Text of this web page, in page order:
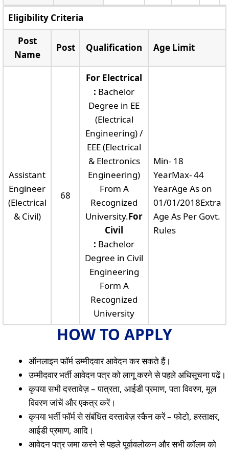
Eligibility Criteria
Post
Name
Post Qualification Age Limit
Assistant
Engineer
(Electrical
& Civil)
68
For Electrical
: Bachelor
Degree in EE
(Electrical
Engineering) /
EEE (Electrical
& Electronics
Engineering)
From A
Recognized
University.For
Civil
: Bachelor
Degree in Civil
Engineering
Form A
Recognized
University
Min- 18
YearMax- 44
YearAge As on
01/01/2018Extra
Age As Per Govt.
Rules
HOW TO APPLY
ऑनलाइन फॉर्म उम्मीदवार आवेदन कर सकते हैं।
उम्मीदवार भर्ती आवेदन पत्र को लागू करने से पहले अधिसूचना पढ़ें।
कृपया सभी दस्तावेज़ – पात्रता, आईडी प्रमाण, पता विवरण, मूल
विवरण जांचें और एकत्र करें।
कृपया भर्ती फॉर्म से संबंधित दस्तावेज़ स्कैन करें – फोटो, हस्ताक्षर,
आईडी प्रमाण, आदि।
आवेदन पत्र जमा करने से पहले पूर्वावलोकन और सभी कॉलम को